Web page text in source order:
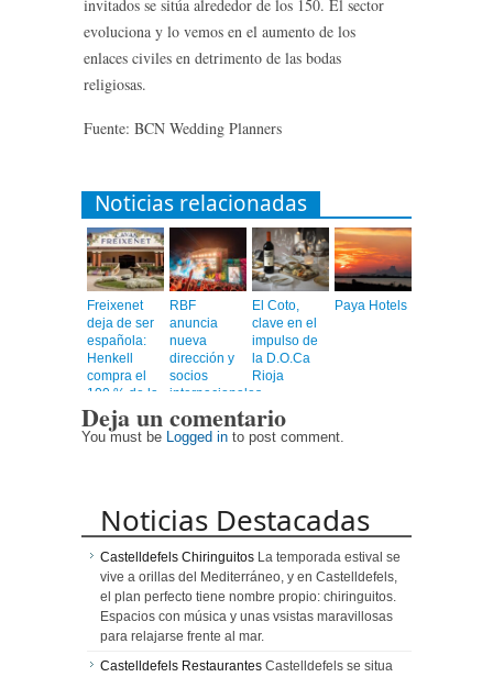
invitados se sitúa alrededor de los 150. El sector
evoluciona y lo vemos en el aumento de los
enlaces civiles en detrimento de las bodas
religiosas.
Fuente: BCN Wedding Planners
Noticias relacionadas
Freixenet
deja de ser
española:
Henkell
compra el
100 % de la
compañía
RBF
anuncia
nueva
dirección y
socios
internacionales,
confirmando
su gira 2026
en siete
El Coto,
clave en el
impulso de
la D.O.Ca
Rioja
Paya Hotels
Deja un comentario
You must be Logged in to post comment.
Noticias Destacadas
Castelldefels Chiringuitos La temporada estival se
vive a orillas del Mediterráneo, y en Castelldefels,
el plan perfecto tiene nombre propio: chiringuitos.
Espacios con música y unas vsistas maravillosas
para relajarse frente al mar.
Castelldefels Restaurantes Castelldefels se situa